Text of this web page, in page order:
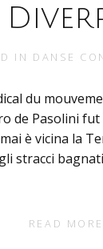
IN DANSE
du
de Pasolini
è vicina la
stracci
READ